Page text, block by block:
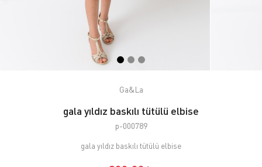
Ga&La
gala yıldız baskılı tütülü elbise
p-000789
gala yıldız baskılı tütülü elbise